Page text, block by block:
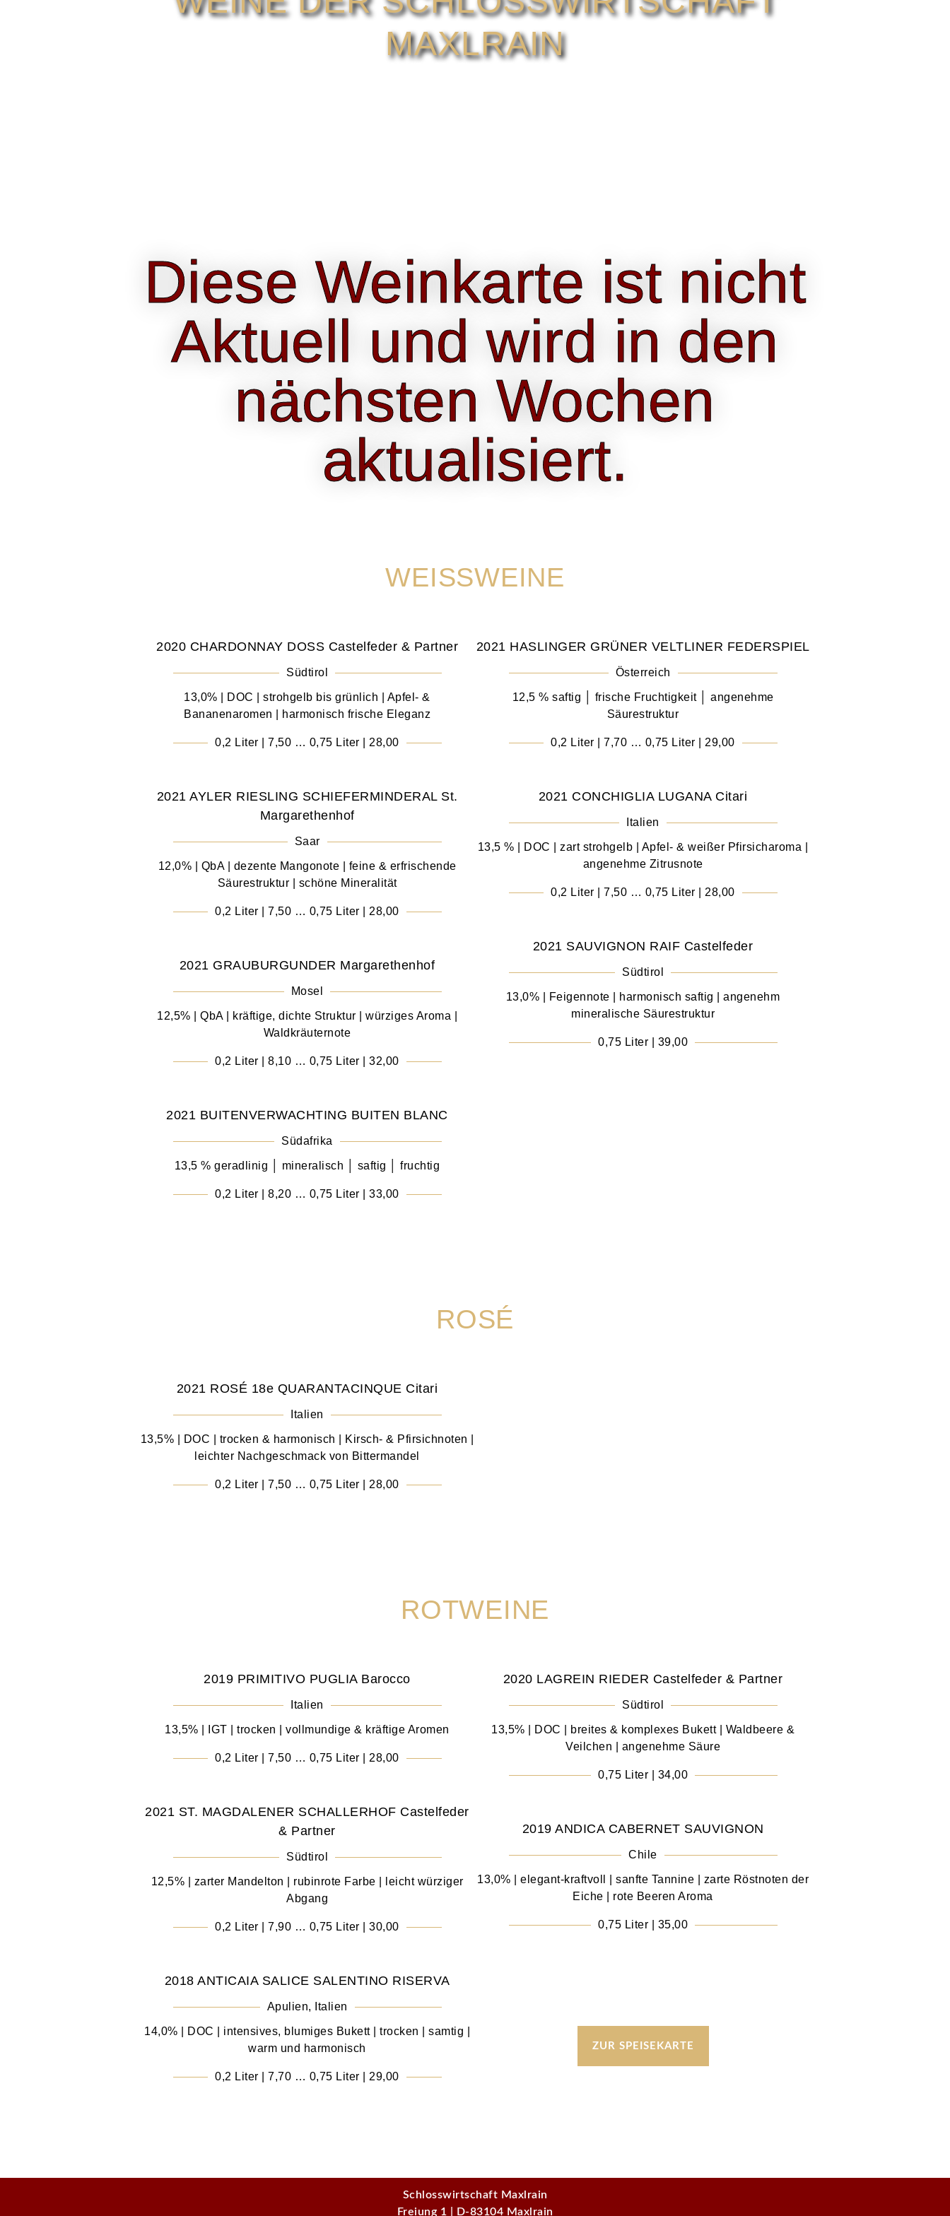
MAXLRAIN
Diese Weinkarte ist nicht
Aktuell und wird in den
nächsten Wochen
aktualisiert.
WEISSWEINE
2020 CHARDONNAY DOSS Castelfeder & Partner
Südtirol
13,0% | DOC | strohgelb bis grünlich | Apfel- &
Bananenaromen | harmonisch frische Eleganz
0,2 Liter | 7,50 … 0,75 Liter | 28,00
2021 AYLER RIESLING SCHIEFERMINDERAL St.
Margarethenhof
Saar
12,0% | QbA | dezente Mangonote | feine & erfrischende
Säurestruktur | schöne Mineralität
0,2 Liter | 7,50 … 0,75 Liter | 28,00
2021 GRAUBURGUNDER Margarethenhof
Mosel
12,5% | QbA | kräftige, dichte Struktur | würziges Aroma |
Waldkräuternote
0,2 Liter | 8,10 … 0,75 Liter | 32,00
2021 BUITENVERWACHTING BUITEN BLANC
Südafrika
13,5 % geradlinig │ mineralisch │ saftig │ fruchtig
0,2 Liter | 8,20 … 0,75 Liter | 33,00
2021 HASLINGER GRÜNER VELTLINER FEDERSPIEL
Österreich
12,5 % saftig │ frische Fruchtigkeit │ angenehme
Säurestruktur
0,2 Liter | 7,70 … 0,75 Liter | 29,00
2021 CONCHIGLIA LUGANA Citari
Italien
13,5 % | DOC | zart strohgelb | Apfel- & weißer Pfirsicharoma |
angenehme Zitrusnote
0,2 Liter | 7,50 … 0,75 Liter | 28,00
2021 SAUVIGNON RAIF Castelfeder
Südtirol
13,0% | Feigennote | harmonisch saftig | angenehm
mineralische Säurestruktur
0,75 Liter | 39,00
ROSÉ
2021 ROSÉ 18e QUARANTACINQUE Citari
Italien
13,5% | DOC | trocken & harmonisch | Kirsch- & Pfirsichnoten |
leichter Nachgeschmack von Bittermandel
0,2 Liter | 7,50 … 0,75 Liter | 28,00
ROTWEINE
2019 PRIMITIVO PUGLIA Barocco
Italien
13,5% | IGT | trocken | vollmundige & kräftige Aromen
0,2 Liter | 7,50 … 0,75 Liter | 28,00
2021 ST. MAGDALENER SCHALLERHOF Castelfeder
& Partner
Südtirol
12,5% | zarter Mandelton | rubinrote Farbe | leicht würziger
Abgang
0,2 Liter | 7,90 … 0,75 Liter | 30,00
2018 ANTICAIA SALICE SALENTINO RISERVA
Apulien, Italien
14,0% | DOC | intensives, blumiges Bukett | trocken | samtig |
warm und harmonisch
0,2 Liter | 7,70 … 0,75 Liter | 29,00
2020 LAGREIN RIEDER Castelfeder & Partner
Südtirol
13,5% | DOC | breites & komplexes Bukett | Waldbeere &
Veilchen | angenehme Säure
0,75 Liter | 34,00
2019 ANDICA CABERNET SAUVIGNON
Chile
13,0% | elegant-kraftvoll | sanfte Tannine | zarte Röstnoten der
Eiche | rote Beeren Aroma
0,75 Liter | 35,00
ZUR SPEISEKARTE
Schlosswirtschaft Maxlrain
Freiung 1 | D-83104 Maxlrain